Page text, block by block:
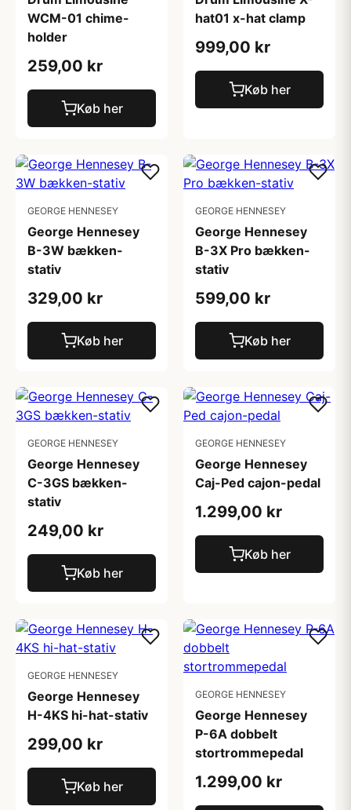
WCM-01 chime-
holder
259,00 kr
Køb her
hat01 x-hat clamp
999,00 kr
Køb her
GEORGE HENNESEY
George Hennesey
B-3W bækken-
stativ
329,00 kr
Køb her
GEORGE HENNESEY
George Hennesey
B-3X Pro bækken-
stativ
599,00 kr
Køb her
GEORGE HENNESEY
George Hennesey
C-3GS bækken-
stativ
249,00 kr
Køb her
GEORGE HENNESEY
George Hennesey
Caj-Ped cajon-pedal
1.299,00 kr
Køb her
GEORGE HENNESEY
George Hennesey
H-4KS hi-hat-stativ
299,00 kr
Køb her
GEORGE HENNESEY
George Hennesey
P-6A dobbelt
stortrommepedal
1.299,00 kr